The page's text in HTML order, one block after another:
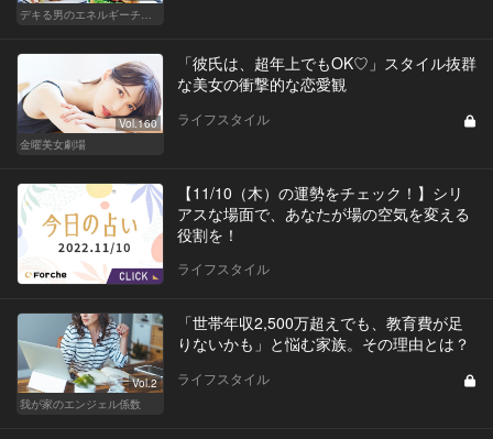
デキる男のエネルギーチャージ POWER HOTELS ホテルがサンドイッチブームを牽引する！
Vol.160
金曜美女劇場
「彼氏は、超年上でもOK♡」スタイル抜群
な美女の衝撃的な恋愛観
ライフスタイル
【11/10（木）の運勢をチェック！】シリ
アスな場面で、あなたが場の空気を変える
役割を！
ライフスタイル
Vol.2
我が家のエンジェル係数
「世帯年収2,500万超えでも、教育費が足
りないかも」と悩む家族。その理由とは？
ライフスタイル